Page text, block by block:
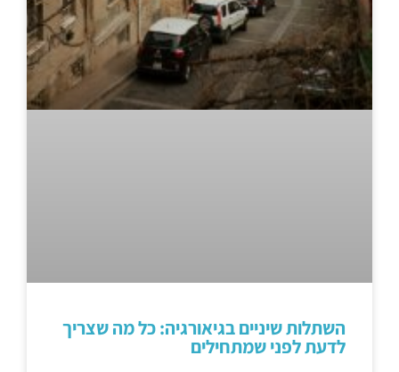
השתלות שיניים בגיאורגיה: כל מה שצריך
לדעת לפני שמתחילים